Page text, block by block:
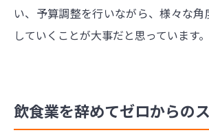
い、予算調整を行いながら、様々な
していくことが大事だと思っています。
飲食業を辞めてゼロからの